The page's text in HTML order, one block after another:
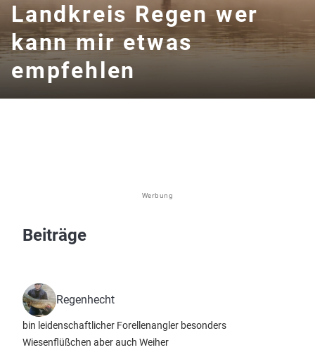
Landkreis Regen wer
kann mir etwas
empfehlen
Werbung
Beiträge
Regenhecht
bin leidenschaftlicher Forellenangler besonders
Wiesenflüßchen aber auch Weiher